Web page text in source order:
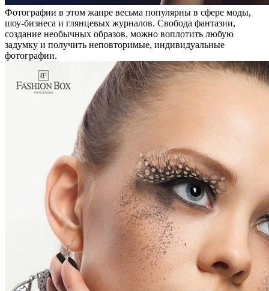
Фотографии в этом жанре весьма популярны в сфере моды,
шоу-бизнеса и глянцевых журналов. Свобода фантазии,
создание необычных образов, можно воплотить любую
задумку и получить неповторимые, индивидуальные
фотографии.